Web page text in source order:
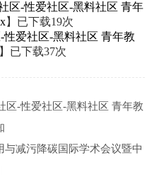
区-性爱社区-黑料社区 青年
】已下载19次
性爱社区-黑料社区 青年教
已下载37次
区-性爱社区-黑料社区 青年教
与减污降碳国际学术会议暨中